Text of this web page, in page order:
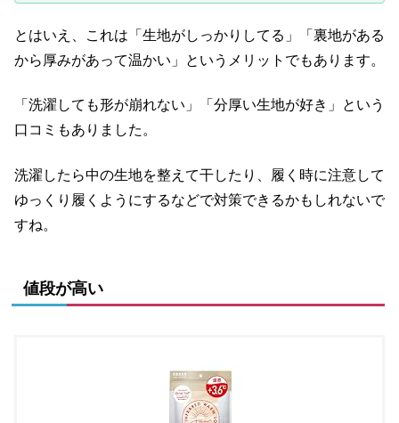
とはいえ、これは「生地がしっかりしてる」「裏地がある
から厚みがあって温かい」というメリットでもあります。
「洗濯しても形が崩れない」「分厚い生地が好き」という
口コミもありました。
洗濯したら中の生地を整えて干したり、履く時に注意して
ゆっくり履くようにするなどで対策できるかもしれないで
すね。
値段が高い